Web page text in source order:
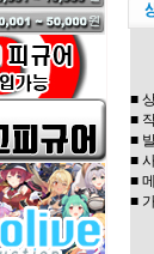
■
■
■
■
■
■